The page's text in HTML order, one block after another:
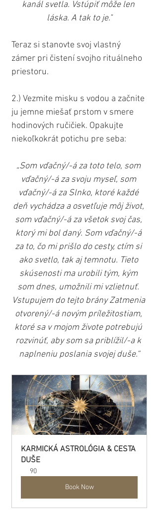
kanál svetla. Vstúpiť môže len
láska. A tak to je."
Teraz si stanovte svoj vlastný
zámer pri čistení svojho rituálneho
priestoru.
2.) Vezmite misku s vodou a začnite
ju jemne miešať prstom v smere
hodinových ručičiek. Opakujte
niekoľkokrát potichu pre seba:
„Som vďačný/-á za toto telo, som
vďačný/-á za svoju myseľ, som
vďačný/-á za Slnko, ktoré každé
deň vychádza a osvetľuje môj život,
som vďačný/-á za všetok svoj čas,
ktorý mi bol daný. Som vďačný/-á
za to, čo mi prišlo do cesty, ctím si
ako svetlo, tak aj temnotu. Tieto
skúsenosti ma urobili tým, kým
som dnes, umožnili mi vzlietnuť.
Vstupujem do tejto brány Zatmenia
otvorený/-á novým príležitostiam,
ktoré sa v mojom živote potrebujú
rozvinúť, aby som sa priblížil/-a k
naplneniu poslania svojej duše.“
KARMICKÁ ASTROLÓGIA & CESTA
DUŠE
90
Book Now